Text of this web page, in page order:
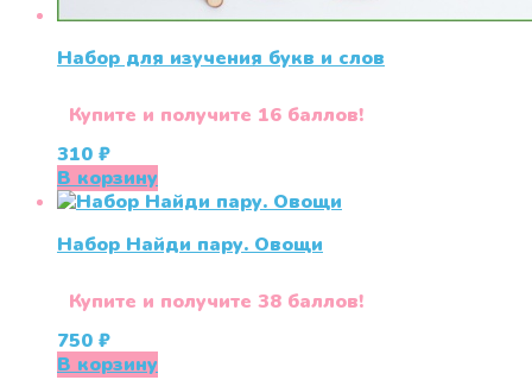
Набор для изучения букв и слов
Купите и получите 16 баллов!
310 ₽
В корзину
Набор Найди пару. Овощи
Купите и получите 38 баллов!
750 ₽
В корзину